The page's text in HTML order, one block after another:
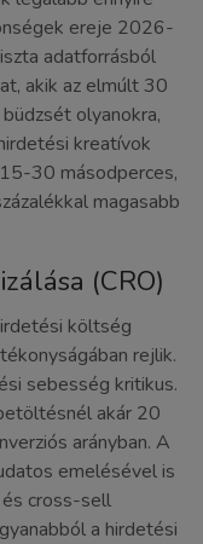
ereje 2026-
adatforrásból
akik az elmúlt 30
olyanokra,
kreatívok
30 másodperces,
magasabb
(CRO)
költség
rejlik.
sebesség kritikus.
akár 20
arányban. A
emelésével is
cross-sell
a hirdetési